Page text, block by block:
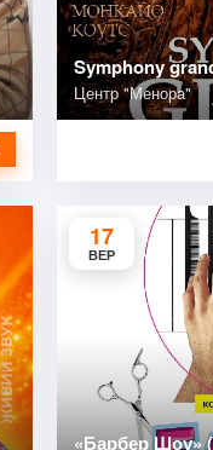
Symphony
Центр "Менора"
17
ВЕР
«Барбер Шоу»